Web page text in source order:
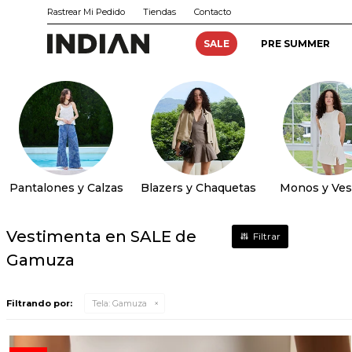
SALE PRE SUMMER
Rastrear Mi Pedido Tiendas Contacto
Pantalones y Calzas Blazers y Chaquetas Monos y
Vestimenta en SALE de
Gamuza
Filtrando por: Tela: Gamuza